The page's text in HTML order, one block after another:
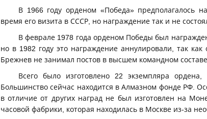
В 1966 году орденом «Победа» предполагалось
время его визита в СССР, но награждение так и не
В феврале 1978 года орденом Победы был
но в 1982 году это награждение аннулировали, так
Брежнев не занимал постов в высшем командном
Всего было изготовлено 22 экземпляра
Большинство сейчас находится в Алмазном фонде РФ.
в отличие от других наград не был изготовлен на
часовой фабрики, которая находилась в Москве из-за